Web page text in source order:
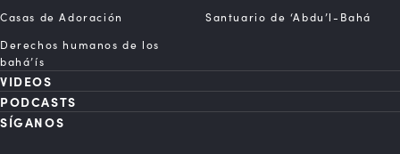
Casas de Adoración
Santuario de ‘Abdu’l-Bahá
Derechos humanos de los
bahá’ís
VIDEOS
PODCASTS
SÍGANOS